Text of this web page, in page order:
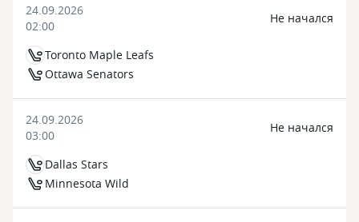
24.09.2026
02:00
Toronto Maple Leafs
Ottawa Senators
Не начался
24.09.2026
03:00
Dallas Stars
Minnesota Wild
Не начался